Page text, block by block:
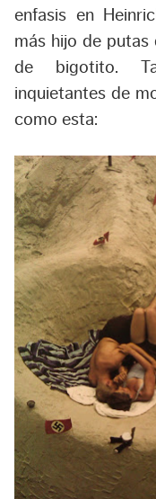
enfasis en
más hijo de putas
de bigotito.
inquietantes de
como esta: